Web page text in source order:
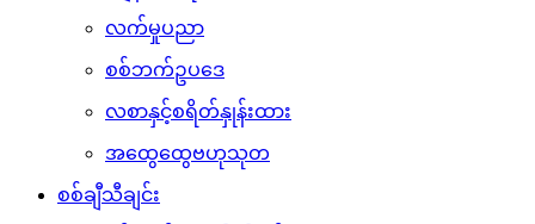
လက်မှုပညာ
စစ်ဘက်ဥပဒေ
လစာနှင့်စရိတ်နှုန်းထား
အထွေထွေဗဟုသုတ
စစ်ချီသီချင်း